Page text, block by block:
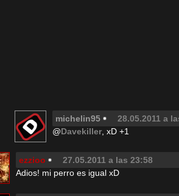
michelin95
28.05.2011 a
@Davekiller , xD +1
ezzioo
27.05.2011 a las 23:58
Adios! mi perro es igual xD